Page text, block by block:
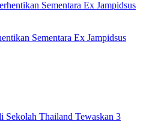
Sementara Ex Jampidsus